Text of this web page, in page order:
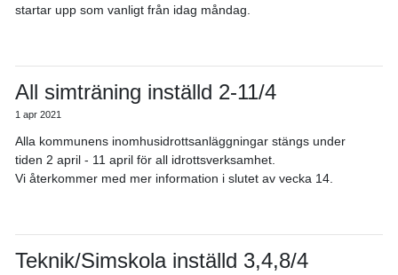
startar upp som vanligt från idag måndag.
All simträning inställd 2-11/4
1 apr 2021
Alla kommunens inomhusidrottsanläggningar stängs under
tiden 2 april - 11 april för all idrottsverksamhet.
Vi återkommer med mer information i slutet av vecka 14.
Teknik/Simskola inställd 3,4,8/4